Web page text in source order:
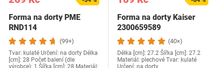
Forma na dorty PME
RND114
(99+)
Tvar: kulaté Určení: na dorty Délka
[cm]: 28 Počet balení (dle
výrobce): 1 Šířka [cm]: 28 Materiál:
Forma na dorty Kaiser
2300659589
(40×)
Délka [cm]: 27.2 Šířka [cm]: 27.2
Materiál: plechové Tvar: kulaté
Určení: na dorty